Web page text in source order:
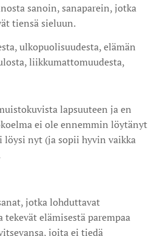
sanoin, sanaparein, jotka
tiensä sieluun.
ulkopuolisuudesta, elämän
liikkumattomuudesta,
lapsuuteen ja en
ei ole ennemmin löytänyt
löysi nyt (ja sopii hyvin vaikka
jotka lohduttavat
elämisestä parempaa
joita ei tiedä